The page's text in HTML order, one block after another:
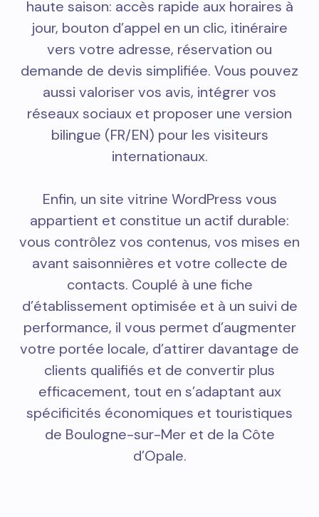
haute saison: accès rapide aux horaires à
jour, bouton d’appel en un clic, itinéraire
vers votre adresse, réservation ou
demande de devis simplifiée. Vous pouvez
aussi valoriser vos avis, intégrer vos
réseaux sociaux et proposer une version
bilingue (FR/EN) pour les visiteurs
internationaux.
Enfin, un site vitrine WordPress vous
appartient et constitue un actif durable:
vous contrôlez vos contenus, vos mises en
avant saisonnières et votre collecte de
contacts. Couplé à une fiche
d’établissement optimisée et à un suivi de
performance, il vous permet d’augmenter
votre portée locale, d’attirer davantage de
clients qualifiés et de convertir plus
efficacement, tout en s’adaptant aux
spécificités économiques et touristiques
de Boulogne-sur-Mer et de la Côte
d’Opale.